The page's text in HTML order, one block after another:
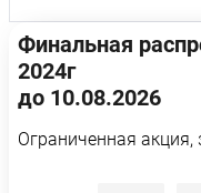
Финальная
2024г
до 10.08.2026
Ограниченная акция,